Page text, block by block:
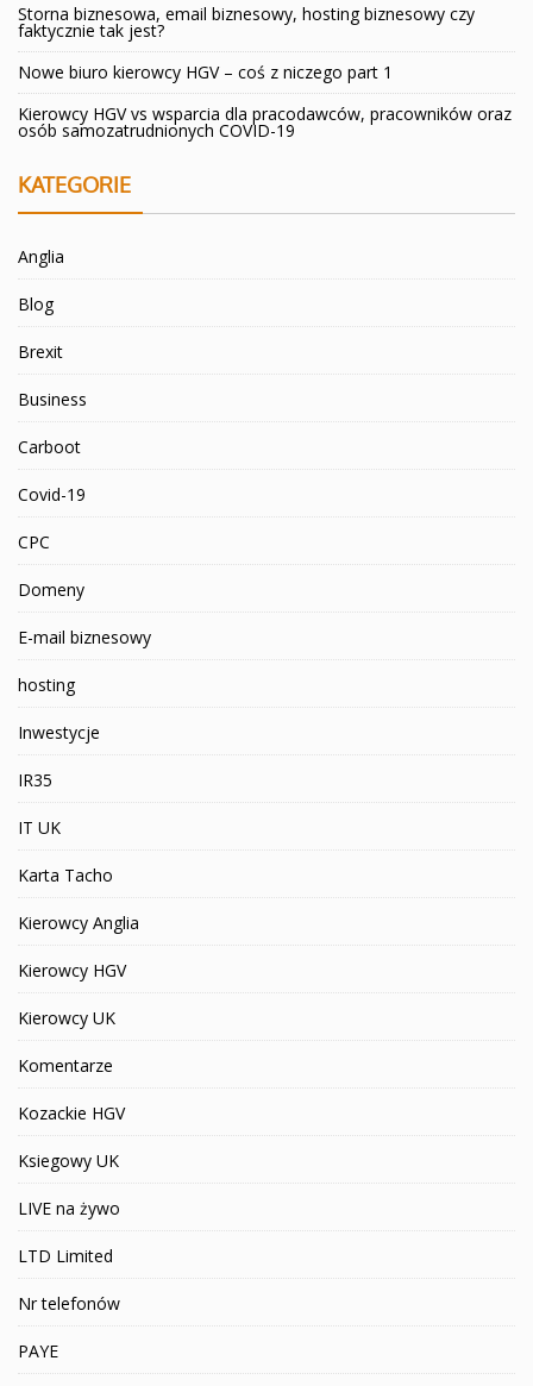
Storna biznesowa, email biznesowy, hosting biznesowy czy
faktycznie tak jest?
Nowe biuro kierowcy HGV – coś z niczego part 1
Kierowcy HGV vs wsparcia dla pracodawców, pracowników oraz
osób samozatrudnionych COVID-19
KATEGORIE
Anglia
Blog
Brexit
Business
Carboot
Covid-19
CPC
Domeny
E-mail biznesowy
hosting
Inwestycje
IR35
IT UK
Karta Tacho
Kierowcy Anglia
Kierowcy HGV
Kierowcy UK
Komentarze
Kozackie HGV
Ksiegowy UK
LIVE na żywo
LTD Limited
Nr telefonów
PAYE